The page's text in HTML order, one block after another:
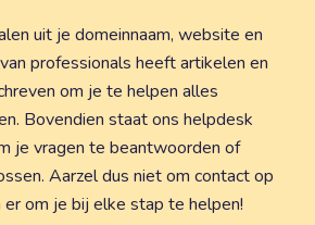
uit je domeinnaam, website en
professionals heeft artikelen en
om je te helpen alles
Bovendien staat ons helpdesk
je vragen te beantwoorden of
Aarzel dus niet om contact op
om je bij elke stap te helpen!